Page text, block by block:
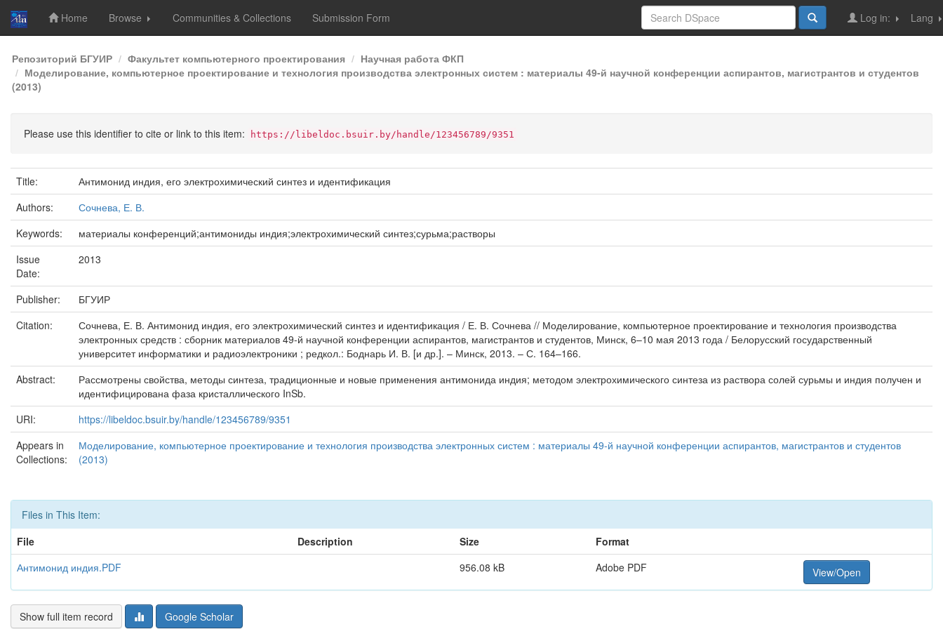
Skip
navigation
Home Browse Communities & Collections Submission Form Lang
Log in:
Репозиторий БГУИР Факультет компьютерного проектирования
Научная работа ФКП
Моделирование, компьютерное проектирование и технология производства электронных систем : материалы 49-й научной конференции аспирантов, магистрантов и студентов
(2013)
Please use this identifier to cite or link to this item: https://libeldoc.bsuir.by/handle/123456789/9351
Title:
Антимонид индия, его электрохимический синтез и идентификация
Authors:
Сочнева, Е. В.
Keywords:
материалы конференций;антимониды индия;электрохимический синтез;сурьма;растворы
Issue
Date:
2013
Publisher:
БГУИР
Citation:
Сочнева, Е. В. Антимонид индия, его электрохимический синтез и идентификация / Е. В. Сочнева // Моделирование, компьютерное проектирование и технология производства
электронных средств : сборник материалов 49-й научной конференции аспирантов, магистрантов и студентов, Минск, 6–10 мая 2013 года / Белорусский государственный
университет информатики и радиоэлектроники ; редкол.: Боднарь И. В. [и др.]. – Минск, 2013. – С. 164–166.
Abstract:
Рассмотрены свойства, методы синтеза, традиционные и новые применения антимонида индия; методом электрохимического синтеза из раствора солей сурьмы и индия получен и
идентифицирована фаза кристаллического InSb.
URI:
https://libeldoc.bsuir.by/handle/123456789/9351
Appears in
Collections:
Моделирование, компьютерное проектирование и технология производства электронных систем : материалы 49-й научной конференции аспирантов, магистрантов и студентов
(2013)
Files in This Item:
File
Description Size
Format
Антимонид индия.PDF
956.08 kB Adobe PDF View/Open
Show full item record Google Scholar